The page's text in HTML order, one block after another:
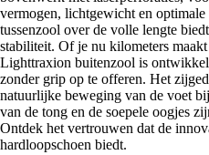
vermogen, lichtgewicht en
tussenzool over de volle lengte
stabiliteit. Of je nu kilometers
Lighttraxion buitenzool is
zonder grip op te offeren. Het
natuurlijke beweging van de voet
van de tong en de soepele oogjes
Ontdek het vertrouwen dat de
hardloopschoen biedt.